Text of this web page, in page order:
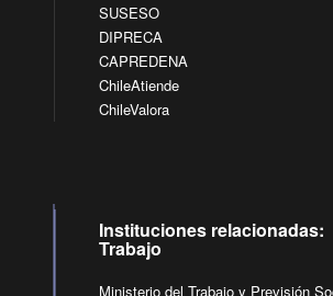
SUSESO
DIPRECA
CAPREDENA
ChileAtiende
ChileValora
Instituciones relacionadas:
Trabajo
Ministerio del Trabajo y Previsión